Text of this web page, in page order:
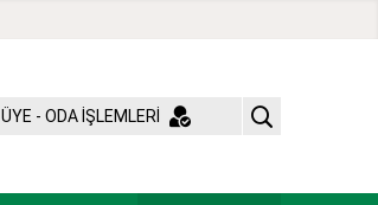
ÜYE - ODA İŞLEMLERİ